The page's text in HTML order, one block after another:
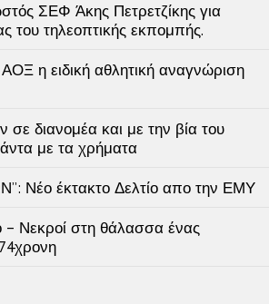
ΣΕΦ Άκης Πετρετζίκης για
του τηλεοπτικής εκπομπής.
η ειδική αθλητική αναγνώριση
σε διανομέα και με την βία του
με τα χρήματα
Νέο έκτακτο Δελτίο απο την ΕΜΥ
Νεκροί στη θάλασσα ένας